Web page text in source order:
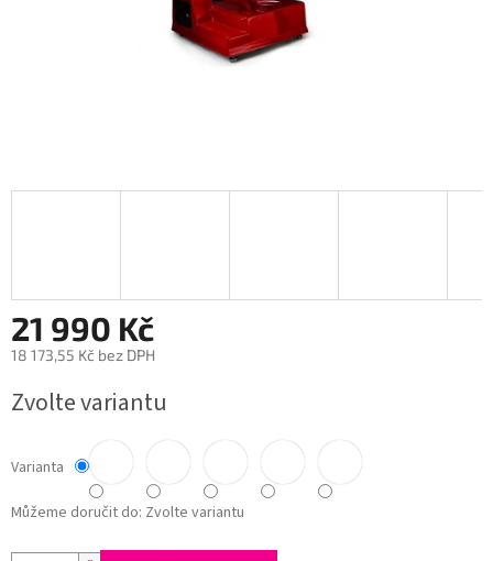
21 990 Kč
18 173,55 Kč bez DPH
cena:
Zvolte variantu
Varianta
Můžeme doručit do: Zvolte variantu